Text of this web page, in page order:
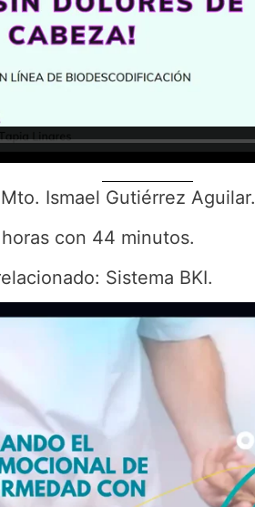
Ismael Gutiérrez Aguilar.
con 44 minutos.
Sistema BKI.